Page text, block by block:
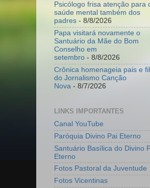
Psicólogo frisa atenção para
saúde mental também dos
padres - 8/8/2026
Papa visitará novamente o
Santuário da Mãe do Bom
Conselho em
setembro - 8/8/2026
Crônica homenageia pais e
do Jornalismo Canção
Nova - 8/7/2026
LINKS IMPORTANTES
Canal YouTube
Paróquia Divino Pai Eterno
Santuário Basílica do Divino
Eterno
Fotos Pastoral da Juventude
Fotos Vicentinas